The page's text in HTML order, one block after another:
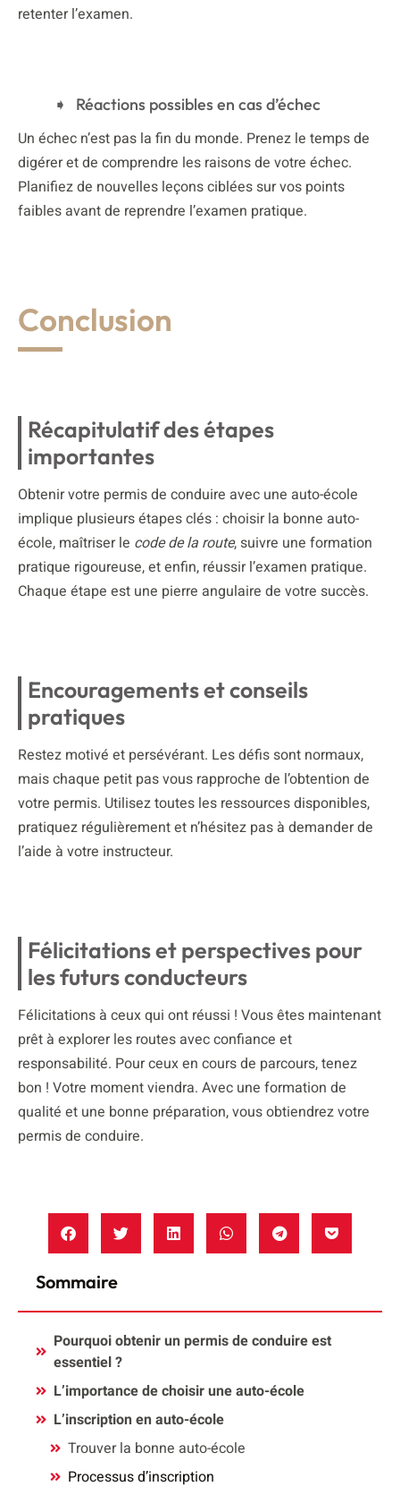
retenter l’examen.
Réactions possibles en cas d’échec
Un échec n’est pas la fin du monde. Prenez le temps de
digérer et de comprendre les raisons de votre échec.
Planifiez de nouvelles leçons ciblées sur vos points
faibles avant de reprendre l’examen pratique.
Conclusion
Récapitulatif des étapes
importantes
Obtenir votre permis de conduire avec une auto-école
implique plusieurs étapes clés : choisir la bonne auto-
école, maîtriser le code de la route, suivre une formation
pratique rigoureuse, et enfin, réussir l’examen pratique.
Chaque étape est une pierre angulaire de votre succès.
Encouragements et conseils
pratiques
Restez motivé et persévérant. Les défis sont normaux,
mais chaque petit pas vous rapproche de l’obtention de
votre permis. Utilisez toutes les ressources disponibles,
pratiquez régulièrement et n’hésitez pas à demander de
l’aide à votre instructeur.
Félicitations et perspectives pour
les futurs conducteurs
Félicitations à ceux qui ont réussi ! Vous êtes maintenant
prêt à explorer les routes avec confiance et
responsabilité. Pour ceux en cours de parcours, tenez
bon ! Votre moment viendra. Avec une formation de
qualité et une bonne préparation, vous obtiendrez votre
permis de conduire.
Sommaire
Pourquoi obtenir un permis de conduire est
essentiel ?
L’importance de choisir une auto-école
L’inscription en auto-école
Trouver la bonne auto-école
Processus d’inscription